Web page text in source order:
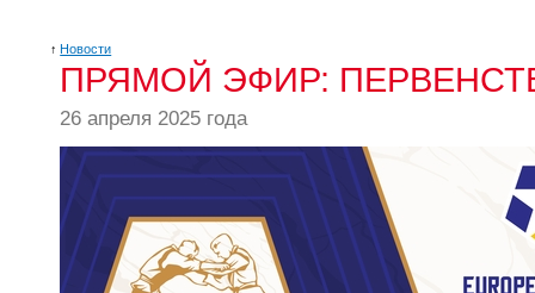
↑ Новости
ПРЯМОЙ ЭФИР:
26 апреля 2025 года